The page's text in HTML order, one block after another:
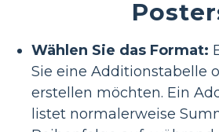
Wählen Sie das Format:
Sie eine Additionstabelle
erstellen möchten. Ein
listet normalerweise